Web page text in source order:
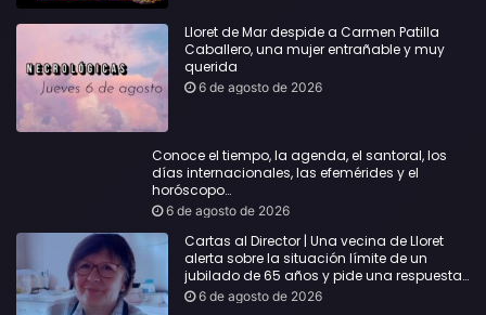
Lloret de Mar despide a Carmen Patilla
Caballero, una mujer entrañable y muy
querida
6 de agosto de 2026
Conoce el tiempo, la agenda, el santoral, los
días internacionales, las efemérides y el
horóscopo…
6 de agosto de 2026
Cartas al Director | Una vecina de Lloret
alerta sobre la situación límite de un
jubilado de 65 años y pide una respuesta
urgente
6 de agosto de 2026